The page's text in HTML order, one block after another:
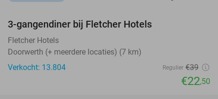
3-gangendiner bij Fletcher Hotels
Fletcher Hotels
Doorwerth (+ meerdere locaties) (7 km)
Verkocht: 13.804
Regulier €39
€22,50